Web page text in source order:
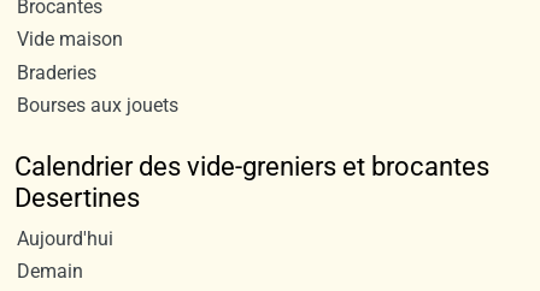
Brocantes
Vide maison
Braderies
Bourses aux jouets
Calendrier des vide-greniers et brocantes
Desertines
Aujourd'hui
Demain